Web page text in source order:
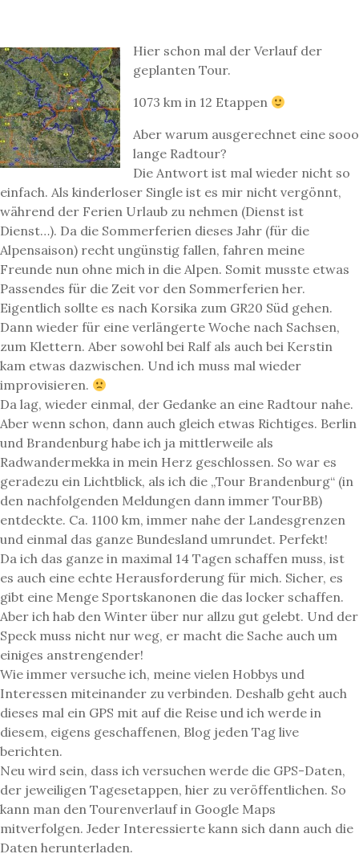
Hier schon mal der Verlauf der
geplanten Tour.
1073 km in 12 Etappen
Aber warum ausgerechnet eine sooo
lange Radtour?
Die Antwort ist mal wieder nicht so
einfach. Als kinderloser Single ist es mir nicht vergönnt,
während der Ferien Urlaub zu nehmen (Dienst ist
Dienst…). Da die Sommerferien dieses Jahr (für die
Alpensaison) recht ungünstig fallen, fahren meine
Freunde nun ohne mich in die Alpen. Somit musste etwas
Passendes für die Zeit vor den Sommerferien her.
Eigentlich sollte es nach Korsika zum GR20 Süd gehen.
Dann wieder für eine verlängerte Woche nach Sachsen,
zum Klettern. Aber sowohl bei Ralf als auch bei Kerstin
kam etwas dazwischen. Und ich muss mal wieder
improvisieren.
Da lag, wieder einmal, der Gedanke an eine Radtour nahe.
Aber wenn schon, dann auch gleich etwas Richtiges. Berlin
und Brandenburg habe ich ja mittlerweile als
Radwandermekka in mein Herz geschlossen. So war es
geradezu ein Lichtblick, als ich die „Tour Brandenburg“ (in
den nachfolgenden Meldungen dann immer TourBB)
entdeckte. Ca. 1100 km, immer nahe der Landesgrenzen
und einmal das ganze Bundesland umrundet. Perfekt!
Da ich das ganze in maximal 14 Tagen schaffen muss, ist
es auch eine echte Herausforderung für mich. Sicher, es
gibt eine Menge Sportskanonen die das locker schaffen.
Aber ich hab den Winter über nur allzu gut gelebt. Und der
Speck muss nicht nur weg, er macht die Sache auch um
einiges anstrengender!
Wie immer versuche ich, meine vielen Hobbys und
Interessen miteinander zu verbinden. Deshalb geht auch
dieses mal ein GPS mit auf die Reise und ich werde in
diesem, eigens geschaffenen, Blog jeden Tag live
berichten.
Neu wird sein, dass ich versuchen werde die GPS-Daten,
der jeweiligen Tagesetappen, hier zu veröffentlichen. So
kann man den Tourenverlauf in Google Maps
mitverfolgen. Jeder Interessierte kann sich dann auch die
Daten herunterladen.